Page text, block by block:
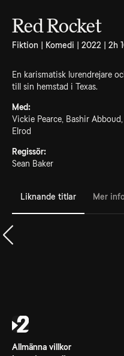
Red Rocket
Fiktion | Komedi | 2022 | 2h
En karismatisk lurendrejare
till sin hemstad i Texas.
Med:
Vickie Pearce, Bashir
Elrod
Regissör:
Sean Baker
Liknande titlar Mer
Allmänna villkor